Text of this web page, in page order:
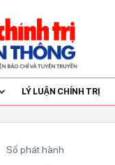
LÝ LUẬN CHÍNH TRỊ
Số phát hành